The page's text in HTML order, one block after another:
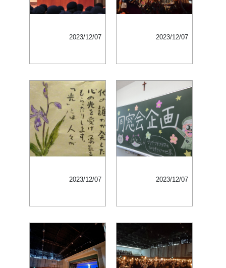
2023/12/07 2023/12/07
2023/12/07 2023/12/07